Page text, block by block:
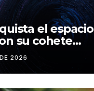
el espacio
su cohete
2026